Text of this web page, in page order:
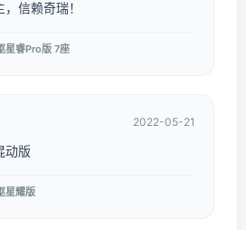
信赖奇瑞！
星睿Pro版 7座
2022-05-21
动版
星耀版